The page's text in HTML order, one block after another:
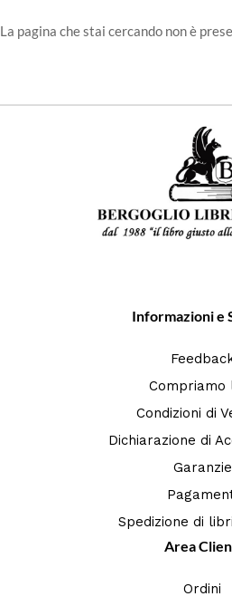
La pagina che stai cercando non è
Informazioni e
Compriamo
Condizioni di
Dichiarazione di
Garanzie
Spedizione di
Area
Ordini